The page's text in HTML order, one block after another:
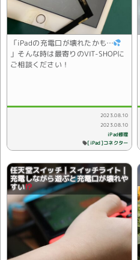
「iPadの充電口が壊れたかも…
」そんな時は最寄りのVIT-SHOPに
ご相談ください！
2023.08.10
2023.08.10
iPad修理
[iPad]コネクター
任天堂スイッチ｜スイッチライト｜
充電しながら遊ぶと充電口が壊れや
すい